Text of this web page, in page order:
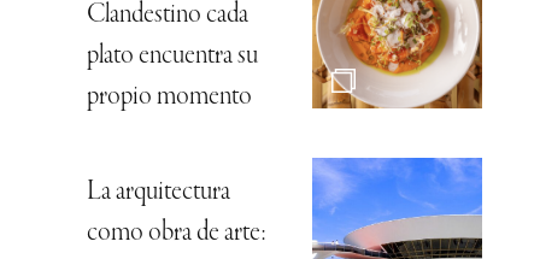
Clandestino cada
plato encuentra su
propio momento
La arquitectura
como obra de arte: